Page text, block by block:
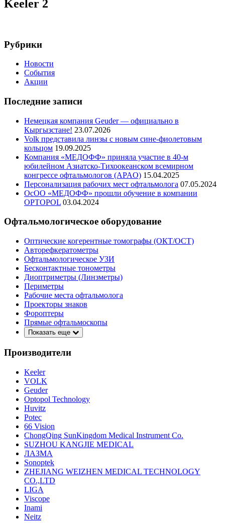
Keeler 2
Рубрики
Новости
События
Акции
Последние записи
Немецкая компания Geuder — официально в
Кыргызстане! 23.07.2026
Volk представила линзы с новым сине-фиолетовым
кольцом 19.09.2025
Компания «МЕДОФФ» приняла участие в 40-м
юбилейном Азиатско-Тихоокеанском всемирном
конгрессе офтальмологов (APAO) 15.04.2025
Персонализация рабочих мест офтальмолога 07.05.2024
ОсОО «МЕДОФФ» прошли обучение в компании
OPTOPOL 03.04.2024
Офтальмологическое оборудование
Оптические когерентные томографы (ОКТ/ОСТ)
Авторефкератометры
Офтальмологическое УЗИ
Бесконтактные тонометры
Диоптриметры (Линзметры)
Периметры
Рабочие места офтальмолога
Проекторы знаков
Фороптеры
Прямые офтальмоскопы
Показать еще
Производители
Keeler
VOLK
Geuder
Optopol Technology
Huvitz
Potec
66 Vision
ChongQing SunKingdom Medical Instrument Co.
SUZHOU KANGJIE MEDICAL
ЛАЗМА
Sonoptek
ZHEJIANG WEIZHEN MEDICAL TECHNOLOGY
CO.,LTD
LIGA
Viscope
Inami
Neitz